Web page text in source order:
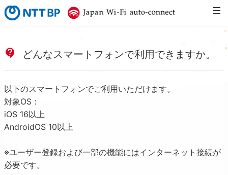
NTTBP Japan Wi-Fi
どんなスマートフォンで利用できますか。
以下のスマートフォンでご利用いただけます。
対象OS：
iOS 16以上
AndroidOS 10以上
※ユーザー登録および一部の機能にはインターネット接続が
必要です。